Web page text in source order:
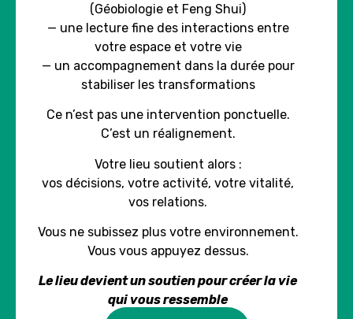
(Géobiologie et Feng Shui)
— une lecture fine des interactions entre
votre espace et votre vie
— un accompagnement dans la durée pour
stabiliser les transformations
Ce n’est pas une intervention ponctuelle.
C’est un réalignement.
Votre lieu soutient alors :
vos décisions, votre activité, votre vitalité,
vos relations.
Vous ne subissez plus votre environnement.
Vous vous appuyez dessus.
Le lieu devient un soutien pour créer la vie
qui vous ressemble